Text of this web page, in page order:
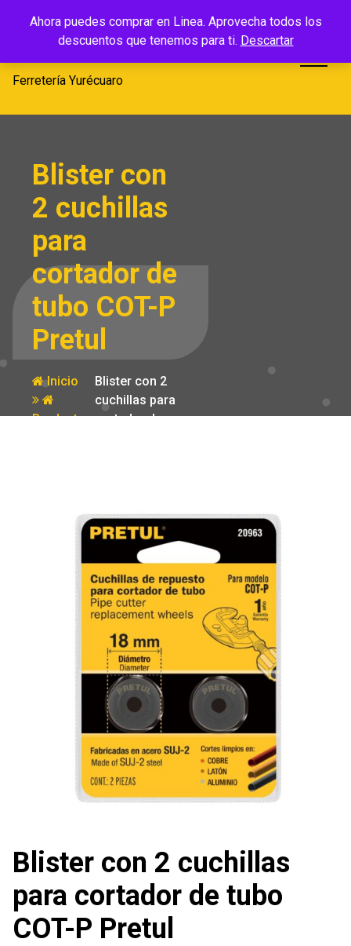
Ahora puedes comprar en Linea. Aprovecha todos los
descuentos que tenemos para ti. Descartar
Ferretería
Yurécuaro
Ferretería Yurécuaro
Blister con
2 cuchillas
para
cortador de
tubo COT-P
Pretul
Inicio
Producto
Blister con 2
cuchillas para
cortador de
Blister con 2 cuchillas
para cortador de tubo
COT-P Pretul